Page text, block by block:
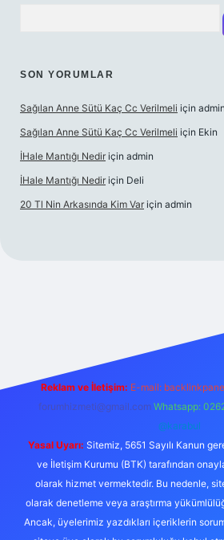
SON YORUMLAR
Sağılan Anne Sütü Kaç Cc Verilmeli için admin
Sağılan Anne Sütü Kaç Cc Verilmeli için Ekin
İHale Mantığı Nedir için admin
İHale Mantığı Nedir için Deli
20 Tl Nin Arkasında Kim Var için admin
Reklam ve İletişim: E-mail:
forumhizmeti@gmail.com Whatsapp:
@karabul
Yasal Uyarı: Sitemiz, 5651 Sayılı Kanun
ve İletişim Kurumu (BTK) tarafından
olarak hizmet vermektedir. Bu nedenle,
olarak denetleme veya araştırma
Ancak, üyelerimiz yazdıkları içeriklerin